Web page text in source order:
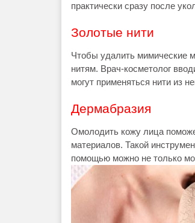
практически сразу после
Золотые нити
Чтобы удалить мимические
нитям. Врач-косметолог
могут применяться нити из
Дермабразия
Омолодить кожу лица
материалов. Такой
помощью можно не только